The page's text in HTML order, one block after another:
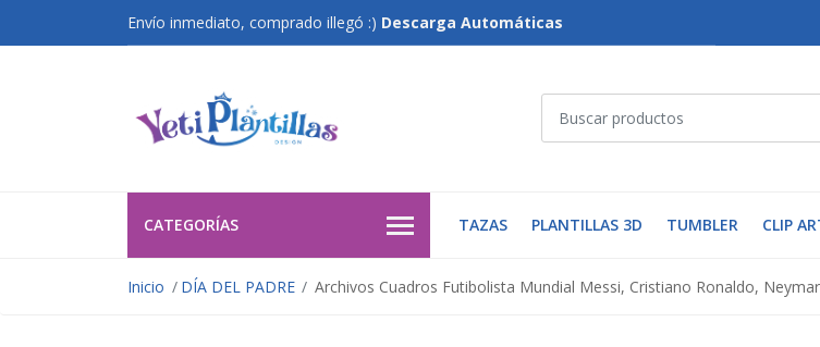
Envío inmediato, comprado illegó :) Descarga Automáticas
CATEGORÍAS TAZAS PLANTILLAS 3D TUMBLER CLIP
Inicio DÍA DEL PADRE Archivos Cuadros Futibolista Mundial Messi, Cristiano Ronaldo,